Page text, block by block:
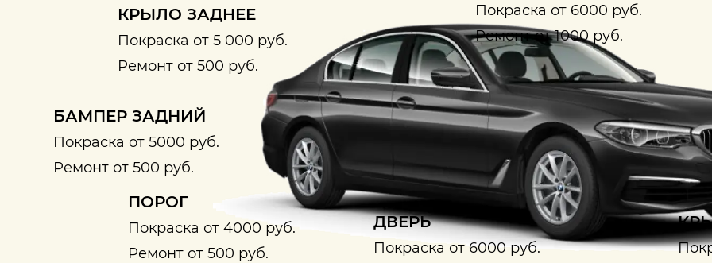
Покраска от 6000 руб.
Ремонт от 1000 руб.
КРЫЛО ЗАДНЕЕ
Покраска от 5 000 руб.
Ремонт от 500 руб.
БАМПЕР ЗАДНИЙ
Покраска от 5000 руб.
Ремонт от 500 руб.
ПОРОГ
Покраска от 4000 руб.
Ремонт от 500 руб.
ДВЕРЬ
Покраска от 6000 руб.